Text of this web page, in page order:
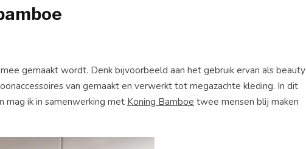
gemaakt wordt. Denk bijvoorbeeld aan het gebruik ervan als beauty
van gemaakt en verwerkt tot megazachte kleding. In dit
mag ik in samenwerking met Koning Bamboe twee mensen blij maken